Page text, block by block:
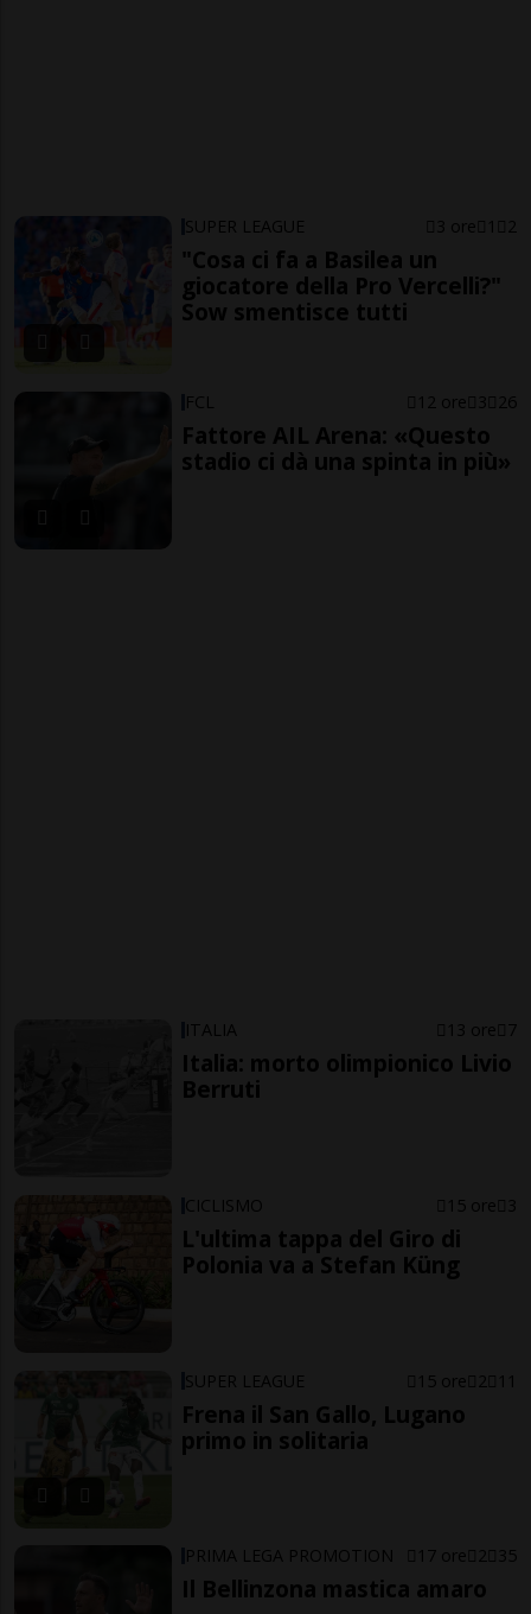
SUPER LEAGUE 3 ore 1 2
"Cosa ci fa a Basilea un
giocatore della Pro Vercelli?"
Sow smentisce tutti
FCL 12 ore 3 26
Fattore AIL Arena: «Questo
stadio ci dà una spinta in più»
ITALIA 13 ore 7
Italia: morto olimpionico Livio
Berruti
CICLISMO 15 ore 3
L'ultima tappa del Giro di
Polonia va a Stefan Küng
SUPER LEAGUE 15 ore 2 11
Frena il San Gallo, Lugano
primo in solitaria
PRIMA LEGA PROMOTION 17 ore 2 35
Il Bellinzona mastica amaro